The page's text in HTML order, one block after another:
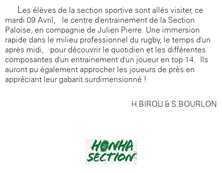
L es élèves de la section sportive sont allés visiter, ce
mardi 09 Avril, le centre d'entrainement de la Section
Paloise, en compagnie de Julien Pierre. Une immersion
rapide dans le milieu professionnel du rugby, le temps d'un
après-midi, pour découvrir le quotidien et les différentes
composantes d'un entrainement d'un joueur en top 14. Ils
auront pu également approcher les joueurs de près en
appréciant leur gabarit surdimensionné !
H.BIROU & S.BOURLON